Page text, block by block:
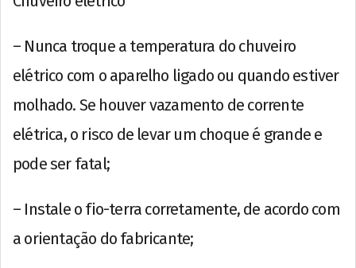
– Nunca troque a temperatura do chuveiro
elétrico com o aparelho ligado ou quando estiver
molhado. Se houver vazamento de corrente
elétrica, o risco de levar um choque é grande e
pode ser fatal;
– Instale o fio-terra corretamente, de acordo com
a orientação do fabricante;